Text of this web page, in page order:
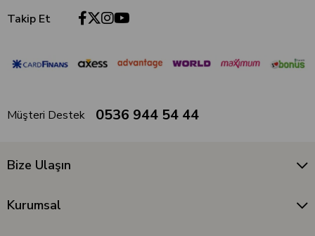
Takip Et
Müşteri Destek 0536 944 54 44
Bize Ulaşın
Kurumsal